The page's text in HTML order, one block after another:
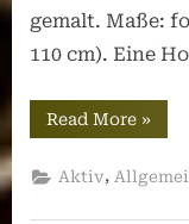
gemalt. Maße:
110 cm). Eine
Read More
Aktion
des
Mai
»
Aktiv,